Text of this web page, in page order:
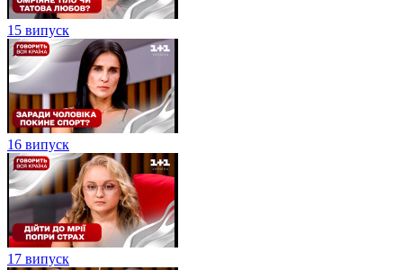
15 випуск
16 випуск
17 випуск